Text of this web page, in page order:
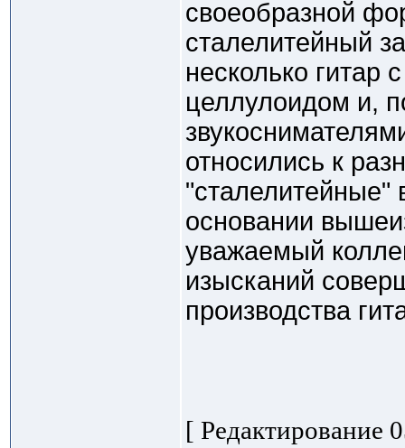
своеобразной
сталелитейный
несколько гитар
целлулоидом и,
относились к
"сталелитейные"
основании
уважаемый
изысканий
производства
[ Редактирование